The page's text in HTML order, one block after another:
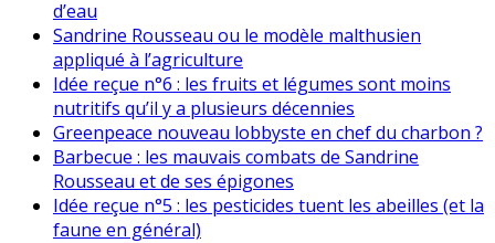
d’eau
Sandrine Rousseau ou le modèle malthusien
appliqué à l’agriculture
Idée reçue n°6 : les fruits et légumes sont moins
nutritifs qu’il y a plusieurs décennies
Greenpeace nouveau lobbyste en chef du charbon ?
Barbecue : les mauvais combats de Sandrine
Rousseau et de ses épigones
Idée reçue n°5 : les pesticides tuent les abeilles (et la
faune en général)